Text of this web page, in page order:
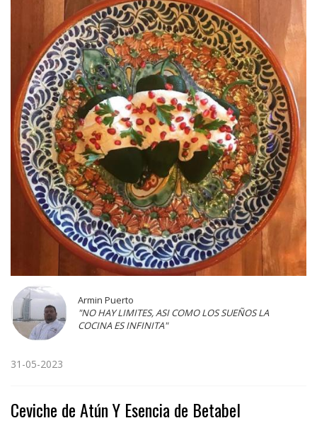
Armin Puerto
"NO HAY LIMITES, ASI COMO LOS SUEÑOS LA
COCINA ES INFINITA"
31-05-2023
Ceviche de Atún Y Esencia de Betabel